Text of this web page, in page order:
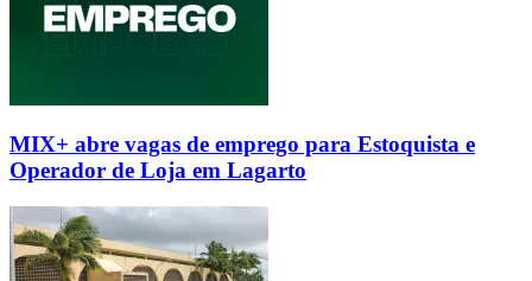
MIX+ abre vagas de emprego para Estoquista e
Operador de Loja em Lagarto